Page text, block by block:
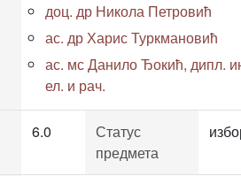
доц. др Никола Петровић
ас. др Харис Туркмановић
ас. мс Данило Ђокић, дипл.
ел. и рач.
6.0
Статус
предмета